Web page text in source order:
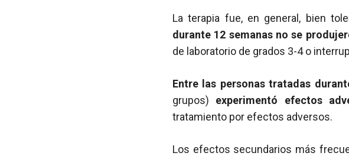
La terapia fue, en general, bien
durante 12 semanas no se
de laboratorio de grados 3-4 o
Entre las personas tratadas
grupos) experimentó efectos
tratamiento por efectos adversos.
Los efectos secundarios más